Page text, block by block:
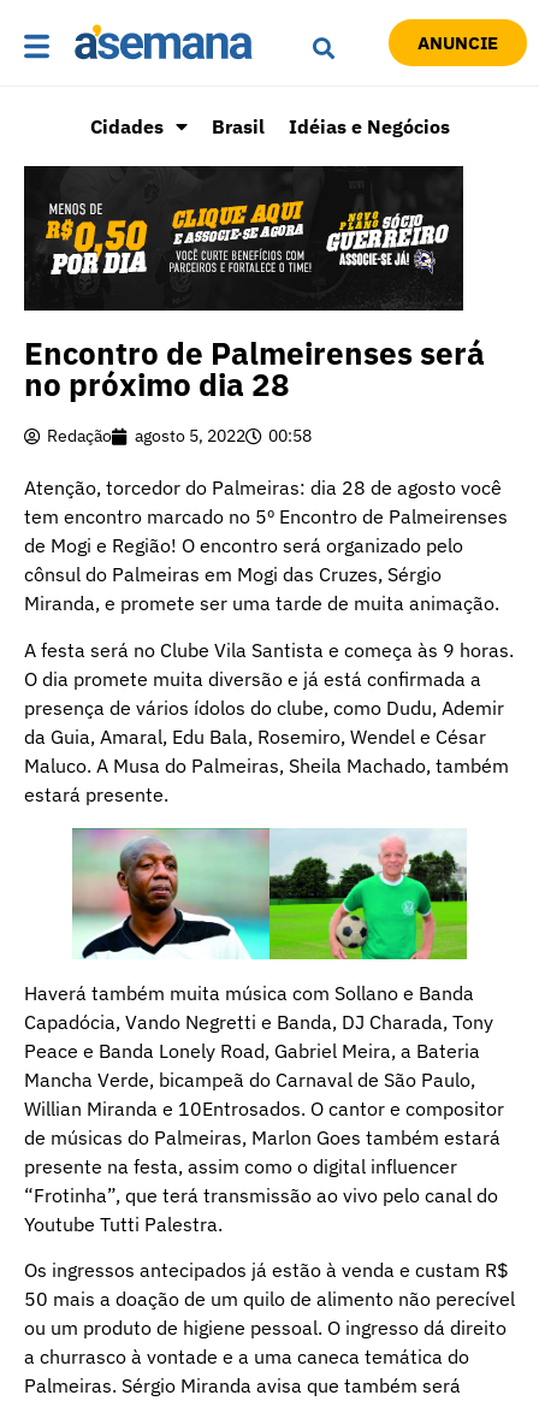
ANUNCIE
Cidades Brasil Idéias e Negócios
Encontro de Palmeirenses será
no próximo dia 28
Redação agosto 5, 2022 00:58
Atenção, torcedor do Palmeiras: dia 28 de agosto você
tem encontro marcado no 5º Encontro de Palmeirenses
de Mogi e Região! O encontro será organizado pelo
cônsul do Palmeiras em Mogi das Cruzes, Sérgio
Miranda, e promete ser uma tarde de muita animação.
A festa será no Clube Vila Santista e começa às 9 horas.
O dia promete muita diversão e já está confirmada a
presença de vários ídolos do clube, como Dudu, Ademir
da Guia, Amaral, Edu Bala, Rosemiro, Wendel e César
Maluco. A Musa do Palmeiras, Sheila Machado, também
estará presente.
Haverá também muita música com Sollano e Banda
Capadócia, Vando Negretti e Banda, DJ Charada, Tony
Peace e Banda Lonely Road, Gabriel Meira, a Bateria
Mancha Verde, bicampeã do Carnaval de São Paulo,
Willian Miranda e 10Entrosados. O cantor e compositor
de músicas do Palmeiras, Marlon Goes também estará
presente na festa, assim como o digital influencer
“Frotinha”, que terá transmissão ao vivo pelo canal do
Youtube Tutti Palestra.
Os ingressos antecipados já estão à venda e custam R$
50 mais a doação de um quilo de alimento não perecível
ou um produto de higiene pessoal. O ingresso dá direito
a churrasco à vontade e a uma caneca temática do
Palmeiras. Sérgio Miranda avisa que também será